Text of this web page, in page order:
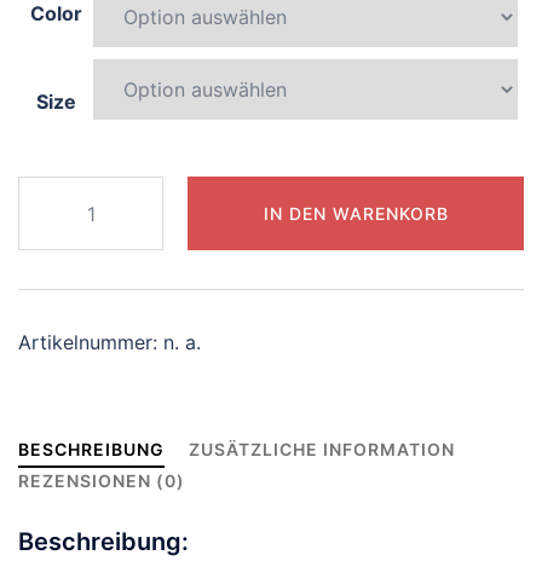
Color
Size
mysterious-
centaur
Menge
IN DEN WARENKORB
Artikelnummer: n. a.
BESCHREIBUNG
ZUSÄTZLICHE INFORMATION
REZENSIONEN (0)
Beschreibung: